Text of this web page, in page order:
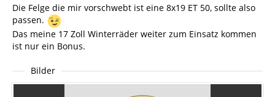
Die Felge die mir vorschwebt ist eine 8x19 ET 50, sollte also
passen.
Das meine 17 Zoll Winterräder weiter zum Einsatz kommen
ist nur ein Bonus.
Bilder